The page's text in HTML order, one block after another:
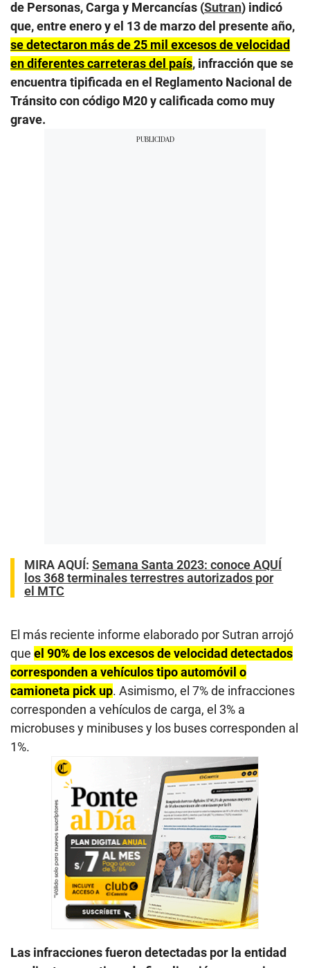
de Personas, Carga y Mercancías (Sutran) indicó
que, entre enero y el 13 de marzo del presente año,
se detectaron más de 25 mil excesos de velocidad
en diferentes carreteras del país, infracción que se
encuentra tipificada en el Reglamento Nacional de
Tránsito con código M20 y calificada como muy
grave.
MIRA AQUÍ: Semana Santa 2023: conoce AQUÍ
los 368 terminales terrestres autorizados por
el MTC
El más reciente informe elaborado por Sutran arrojó
que el 90% de los excesos de velocidad detectados
corresponden a vehículos tipo automóvil o
camioneta pick up. Asimismo, el 7% de infracciones
corresponden a vehículos de carga, el 3% a
microbuses y minibuses y los buses corresponden al
1%.
Las infracciones fueron detectadas por la entidad